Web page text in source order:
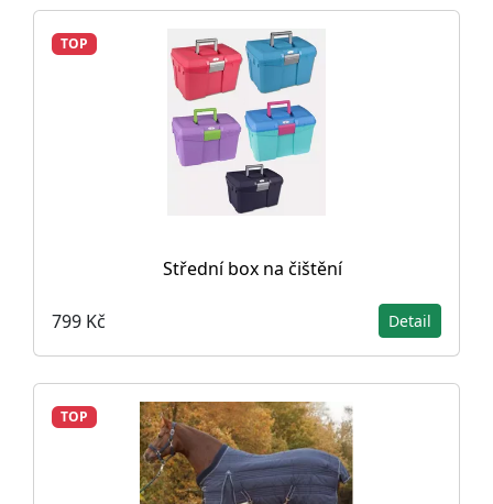
TOP
Střední box na čištění
799 Kč Detail
TOP